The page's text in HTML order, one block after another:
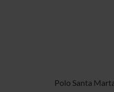
Polo Santa